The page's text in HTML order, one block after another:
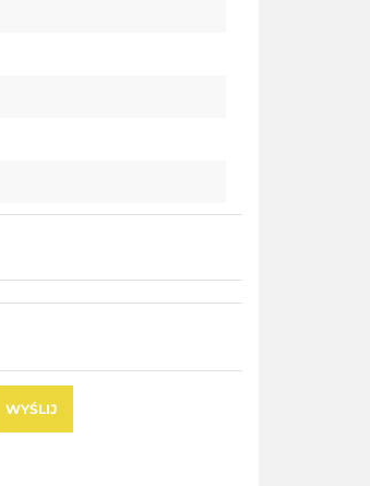
WYŚLIJ